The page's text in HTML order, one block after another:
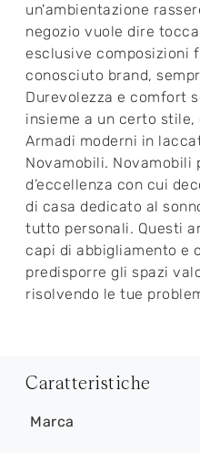
un'ambientazione
negozio vuole dire
esclusive composizioni
conosciuto brand,
Durevolezza e comfort
insieme a un certo
Armadi moderni in
Novamobili. Novamobili
d’eccellenza con cui
di casa dedicato al
tutto personali. Questi
capi di abbigliamento e
predisporre gli spazi
risolvendo le tue
Caratteristiche
Marca